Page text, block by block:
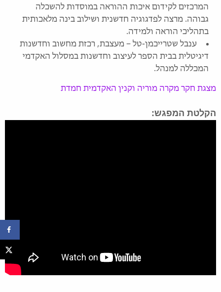
המרכזים לקידום איכות ההוראה במוסדות להשכלה
גבוהה. מרצה לפדגוגיה חדשנית ושילוב בינה מלאכותית
בתהליכי הוראה ולמידה.
ענבל שטרייכמן-טל – מעצבת, רכזת מחשוב וחדשנות
דיגיטלית בבית הספר לעיצוב וחדשנות במסלול האקדמי
המכללה למנהל.
מצגת חקר מקרה מוריה וקנין האקדמית חמדת
הקלטת המפגש: